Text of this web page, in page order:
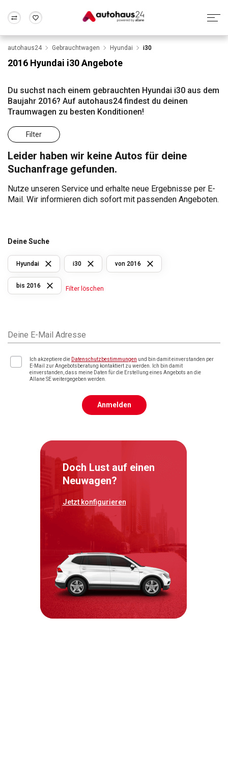
Wir bewerten dein Auto
Alle Fragen & Antworten
Rund um die Inzahlungnahme
Frankfurt Wuppertal
autohaus24 Gebrauchtwagen Hyundai i30
2016 Hyundai i30 Angebote
Du suchst nach einem gebrauchten Hyundai i30 aus dem
Baujahr 2016? Auf autohaus24 findest du deinen
Traumwagen zu besten Konditionen!
Filter
Leider haben wir keine Autos für deine
Suchanfrage gefunden.
Nutze unseren Service und erhalte neue Ergebnisse per E-
Mail. Wir informieren dich sofort mit passenden Angeboten.
Deine Suche
Hyundai i30 von 2016
bis 2016 Filter löschen
Deine E-Mail Adresse
Ich akzeptiere die Datenschutzbestimmungen und bin damit einverstanden per
E-Mail zur Angebotsberatung kontaktiert zu werden. Ich bin damit
einverstanden, dass meine Daten für die Erstellung eines Angebots an die
Allane SE weitergegeben werden.
Anmelden
Doch Lust auf einen
Neuwagen?
Jetzt konfigurieren